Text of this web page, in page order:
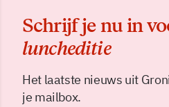
Schrijf je nu in
luncheditie
Het laatste nieuws uit
je mailbox.